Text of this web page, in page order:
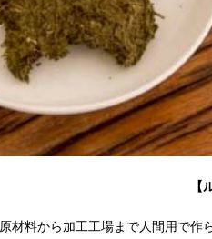
【
原材料から加工工場まで人間用で作